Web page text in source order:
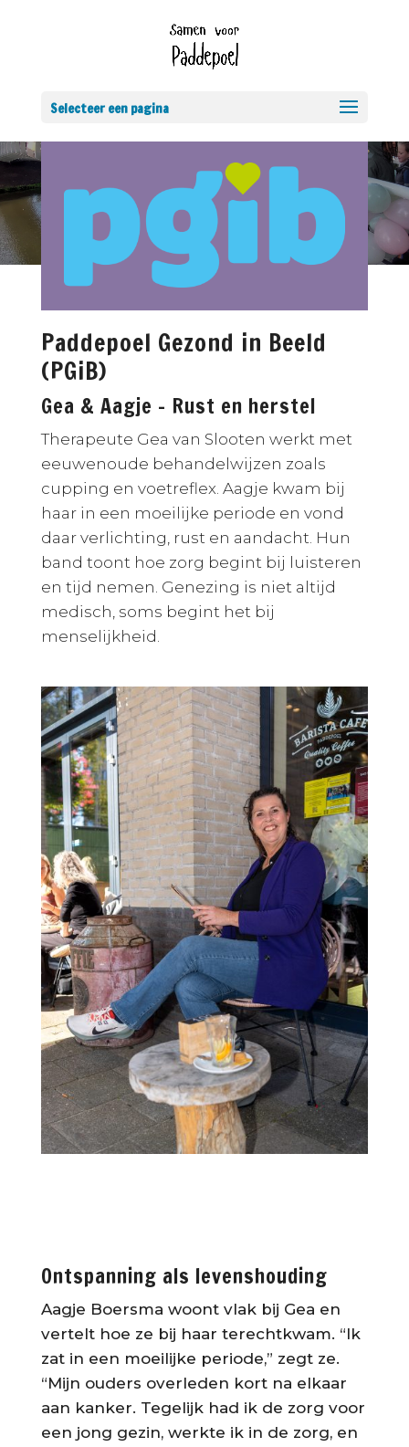
Selecteer een pagina
Paddepoel Gezond in Beeld
(PGiB)
Gea & Aagje – Rust en herstel
Therapeute Gea van Slooten werkt met
eeuwenoude behandelwijzen zoals
cupping en voetreflex. Aagje kwam bij
haar in een moeilijke periode en vond
daar verlichting, rust en aandacht. Hun
band toont hoe zorg begint bij luisteren
en tijd nemen. Genezing is niet altijd
medisch, soms begint het bij
menselijkheid.
Ontspanning als levenshouding
Aagje Boersma woont vlak bij Gea en
vertelt hoe ze bij haar terechtkwam. “Ik
zat in een moeilijke periode,” zegt ze.
“Mijn ouders overleden kort na elkaar
aan kanker. Tegelijk had ik de zorg voor
een jong gezin, werkte ik in de zorg, en